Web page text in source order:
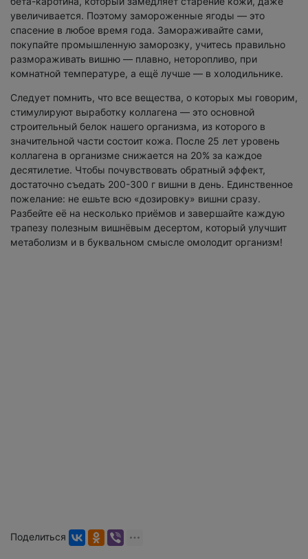
увеличивается. Поэтому замороженные ягоды — это
спасение в любое время года. Замораживайте сами,
покупайте промышленную заморозку, учитесь правильно
размораживать вишню — плавно, неторопливо, при
комнатной температуре, а ещё лучше — в холодильнике.
Следует помнить, что все вещества, о которых мы говорим,
стимулируют выработку коллагена — это основной
строительный белок нашего организма, из которого в
значительной части состоит кожа. После 25 лет уровень
коллагена в организме снижается на 20% за каждое
десятилетие. Чтобы почувствовать обратный эффект,
достаточно съедать 200-300 г вишни в день. Единственное
пожелание: не ешьте всю «дозировку» вишни сразу.
Разбейте её на несколько приёмов и завершайте каждую
трапезу полезным вишнёвым десертом, который улучшит
метаболизм и в буквальном смысле омолодит организм!
Поделиться